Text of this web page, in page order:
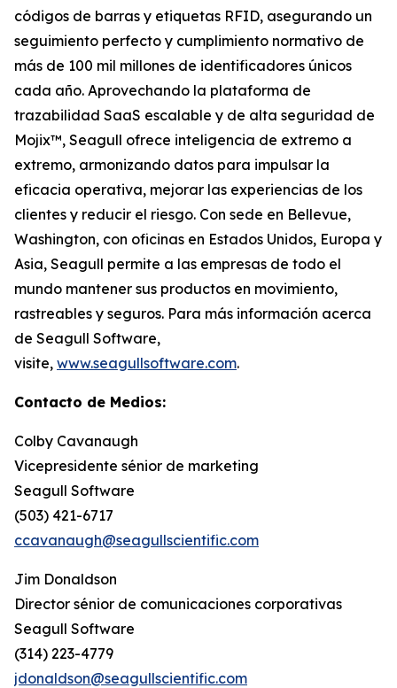
códigos de barras y etiquetas RFID, asegurando un
seguimiento perfecto y cumplimiento normativo de
más de 100 mil millones de identificadores únicos
cada año. Aprovechando la plataforma de
trazabilidad SaaS escalable y de alta seguridad de
Mojix™, Seagull ofrece inteligencia de extremo a
extremo, armonizando datos para impulsar la
eficacia operativa, mejorar las experiencias de los
clientes y reducir el riesgo. Con sede en Bellevue,
Washington, con oficinas en Estados Unidos, Europa y
Asia, Seagull permite a las empresas de todo el
mundo mantener sus productos en movimiento,
rastreables y seguros. Para más información acerca
de Seagull Software,
visite, www.seagullsoftware.com.
Contacto de Medios:
Colby Cavanaugh
Vicepresidente sénior de marketing
Seagull Software
(503) 421-6717
ccavanaugh@seagullscientific.com
Jim Donaldson
Director sénior de comunicaciones corporativas
Seagull Software
(314) 223-4779
jdonaldson@seagullscientific.com